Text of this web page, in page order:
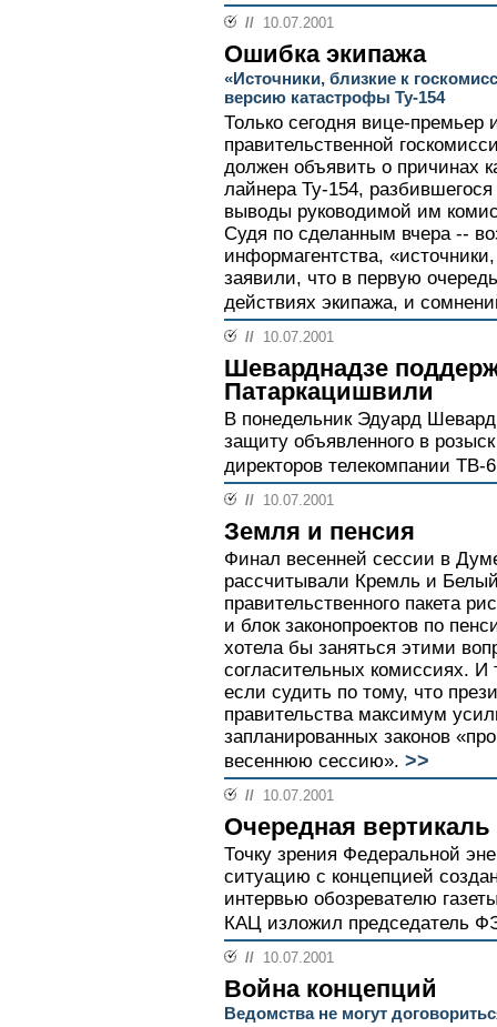
// 10.07.2001
Ошибка экипажа
«Источники, близкие к
версию катастрофы Ту-154
Только сегодня вице-премьер
правительственной
должен объявить о причинах
лайнера Ту-154,
выводы руководимой им
Судя по сделанным вчера --
информагентства,
заявили, что в первую
действиях экипажа, и
// 10.07.2001
Шеварднадзе
Патаркацишвили
В понедельник Эдуард
защиту объявленного в
директоров телекомпании
// 10.07.2001
Земля и пенсия
Финал весенней сессии в
рассчитывали Кремль и
правительственного пакета
и блок законопроектов по
хотела бы заняться этими
согласительных комиссиях.
если судить по тому, что
правительства максимум
запланированных законов
весеннюю сессию». >>
// 10.07.2001
Очередная вертикаль
Точку зрения Федеральной
ситуацию с концепцией
интервью обозревателю
КАЦ изложил председатель
// 10.07.2001
Война концепций
Ведомства не могут